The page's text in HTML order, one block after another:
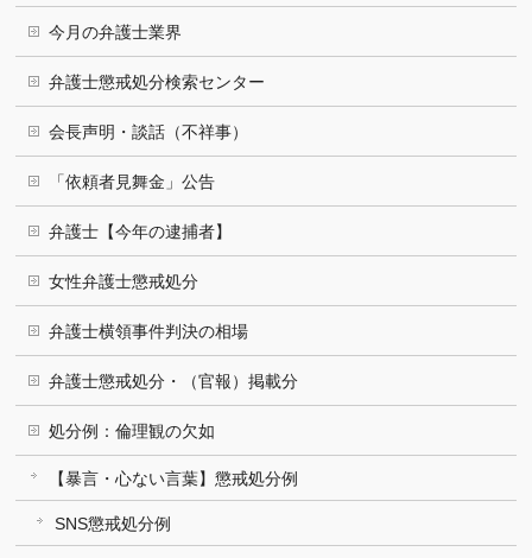
今月の弁護士業界
弁護士懲戒処分検索センター
会長声明・談話（不祥事）
「依頼者見舞金」公告
弁護士【今年の逮捕者】
女性弁護士懲戒処分
弁護士横領事件判決の相場
弁護士懲戒処分・（官報）掲載分
処分例：倫理観の欠如
【暴言・心ない言葉】懲戒処分例
SNS懲戒処分例